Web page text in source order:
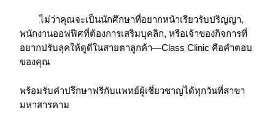
ไม่ว่าคุณจะเป็นนักศึกษาที่อยากหน้าเรียวรับปริญญา,
พนักงานออฟฟิศที่ต้องการเสริมบุคลิก, หรือเจ้าของกิจการที่
อยากปรับลุคให้ดูดีในสายตาลูกค้า—Class Clinic คือคำตอบ
ของคุณ
พร้อมรับคำปรึกษาฟรีกับแพทย์ผู้เชี่ยวชาญได้ทุกวันที่สาขา
มหาสารคาม